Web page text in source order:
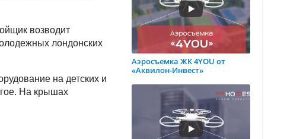
возводит
лондонских
на детских и
На крышах
Аэросъемка ЖК 4YOU от
«Аквилон-Инвест»